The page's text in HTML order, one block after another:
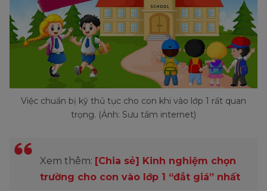
Việc chuẩn bị kỹ thủ tục cho con khi vào lớp 1 rất quan
trọng. (Ảnh: Sưu tầm internet)
Xem thêm: [Chia sẻ] Kinh nghiệm chọn
trường cho con vào lớp 1 “đắt giá” nhất